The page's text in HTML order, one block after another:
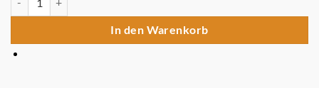
In den Warenkorb